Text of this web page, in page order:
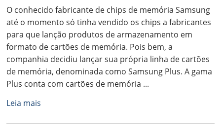
O conhecido fabricante de chips de memória Samsung
até o momento só tinha vendido os chips a fabricantes
para que lanção produtos de armazenamento em
formato de cartões de memória. Pois bem, a
companhia decidiu lançar sua própria linha de cartões
de memória, denominada como Samsung Plus. A gama
Plus conta com cartões de memória ...
Leia mais